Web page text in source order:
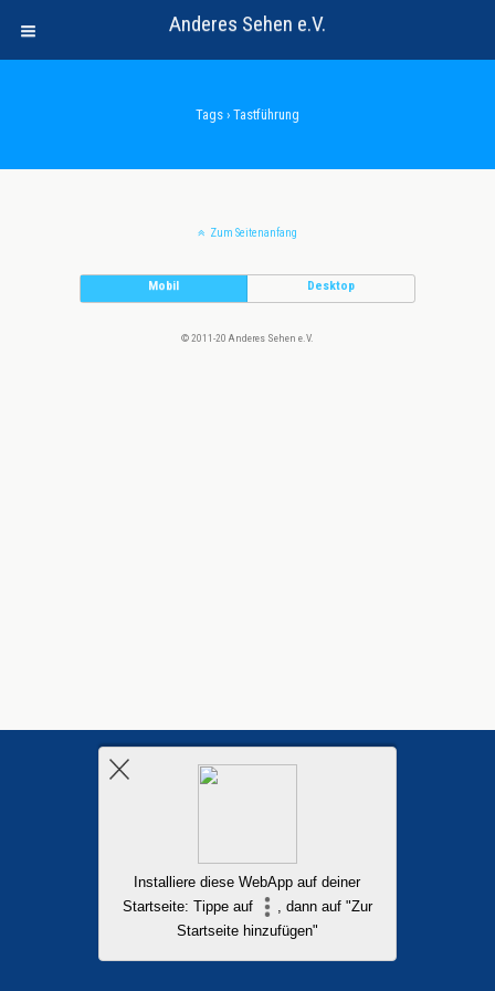
Anderes Sehen e.V.
Tags › Tastführung
Zum Seitenanfang
Mobil Desktop
© 2011-20 Anderes Sehen e.V.
Installiere diese WebApp auf deiner
Startseite: Tippe auf
, dann auf "Zur
Startseite hinzufügen"